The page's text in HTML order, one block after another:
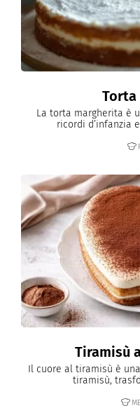
La torta margherita è
ricordi d’infanzia
Tiramisù
Il cuore al tiramisù è
tiramisù,